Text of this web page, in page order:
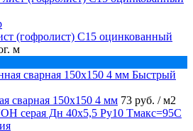
(гофролист) С15 оцинкованный
м
Быстрый
сварная 150х150 4 мм 73 руб. / м2